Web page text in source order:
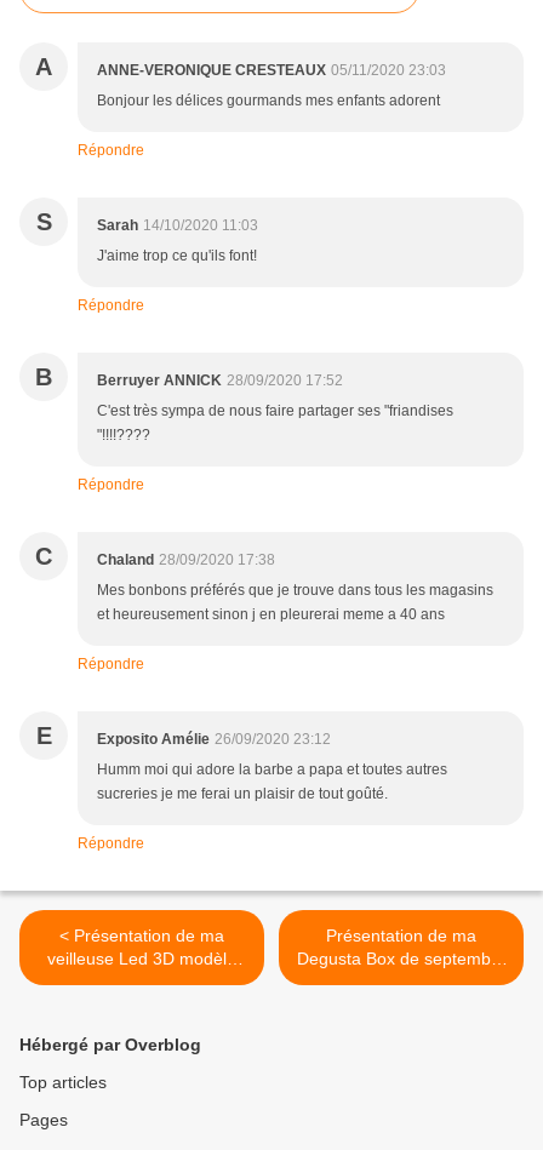
A ANNE-VERONIQUE CRESTEAUX 05/11/2020 23:03
Bonjour les délices gourmands mes enfants adorent
Répondre
S Sarah 14/10/2020 11:03
J'aime trop ce qu'ils font!
Répondre
B Berruyer ANNICK 28/09/2020 17:52
C'est très sympa de nous faire partager ses "friandises
"!!!!????
Répondre
C Chaland 28/09/2020 17:38
Mes bonbons préférés que je trouve dans tous les magasins
et heureusement sinon j en pleurerai meme a 40 ans
Répondre
E Exposito Amélie 26/09/2020 23:12
Humm moi qui adore la barbe a papa et toutes autres
sucreries je me ferai un plaisir de tout goûté.
Répondre
< Présentation de ma
veilleuse Led 3D modèle
fusée - Test et Avis
Présentation de ma
Degusta Box de septembre
>
Hébergé par Overblog
Top articles
Pages